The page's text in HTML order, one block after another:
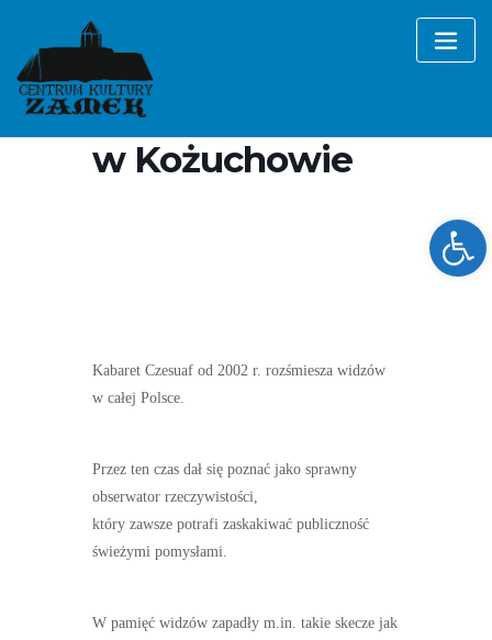
content
Kabaret Czesuaf
i Kabaret Rewers
w Kożuchowie
Kabaret Czesuaf od 2002 r. rozśmiesza widzów
w całej Polsce.
Przez ten czas dał się poznać jako sprawny
obserwator rzeczywistości,
który zawsze potrafi zaskakiwać publiczność
świeżymi pomysłami.
W pamięć widzów zapadły m.in. takie skecze jak